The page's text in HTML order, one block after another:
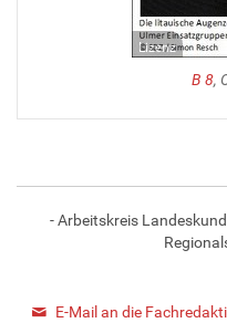
Lizenz
B 8,
- Arbeitskreis
E-Mail an die